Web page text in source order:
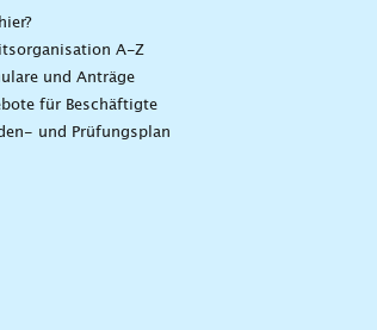
A-Z
und Anträge
für Beschäftigte
und Prüfungsplan